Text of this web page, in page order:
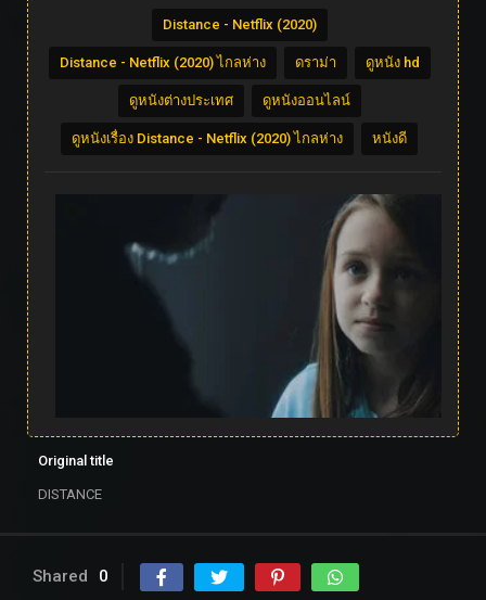
Distance - Netflix (2020)
Distance - Netflix (2020) ไกลห่าง ดราม่า ดูหนัง hd
ดูหนังต่างประเทศ ดูหนังออนไลน์
ดูหนังเรื่อง Distance - Netflix (2020) ไกลห่าง หนังดี
Original title
DISTANCE
Shared 0